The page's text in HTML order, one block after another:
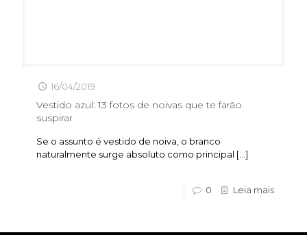
16/04/2019
Vestido azul: 13 fotos de noivas que te farão
suspirar
Se o assunto é vestido de noiva, o branco
naturalmente surge absoluto como principal […]
0 Leia mais